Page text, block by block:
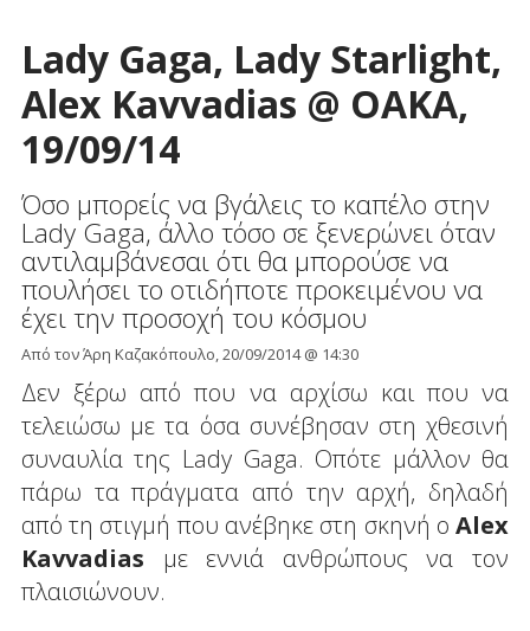
Lady Gaga, Lady Starlight,
Alex Kavvadias @ OAKA,
19/09/14
Όσο μπορείς να βγάλεις το καπέλο στην
Lady Gaga, άλλο τόσο σε ξενερώνει όταν
αντιλαμβάνεσαι ότι θα μπορούσε να
πουλήσει το οτιδήποτε προκειμένου να
έχει την προσοχή του κόσμου
Από τον Άρη Καζακόπουλο, 20/09/2014 @ 14:30
Δεν ξέρω από που να αρχίσω και που να
τελειώσω με τα όσα συνέβησαν στη χθεσινή
συναυλία της Lady Gaga. Οπότε μάλλον θα
πάρω τα πράγματα από την αρχή, δηλαδή
από τη στιγμή που ανέβηκε στη σκηνή οAlex
Kavvadias με εννιά ανθρώπους να τον
πλαισιώνουν.